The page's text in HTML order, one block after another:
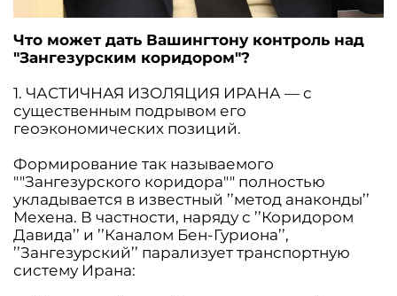
Что может дать Вашингтону контроль над
"Зангезурским коридором"?
1. ЧАСТИЧНАЯ ИЗОЛЯЦИЯ ИРАНА — с
существенным подрывом его
геоэкономических позиций.
Формирование так называемого
""Зангезурского коридора"" полностью
укладывается в известный ’’метод анаконды’’
Мехена. В частности, наряду с ’’Коридором
Давида’’ и ’’Каналом Бен-Гуриона’’,
’’Зангезурский’’ парализует транспортную
систему Ирана: